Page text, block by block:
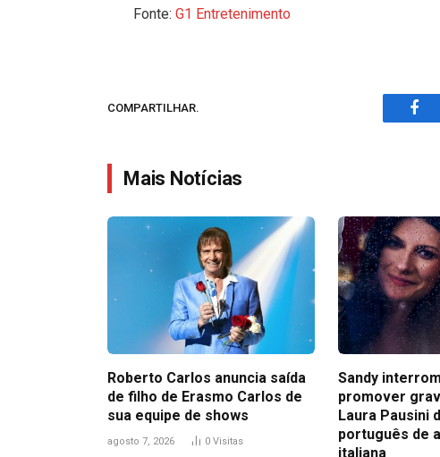
Fonte:G1 Entretenimento
COMPARTILHAR.
Mais Notícias
Roberto Carlos anuncia saída
de filho de Erasmo Carlos de
sua equipe de shows
agosto 7, 2026 0 Visitas
Sandy
promover
Laura Pausini
português de
italiana